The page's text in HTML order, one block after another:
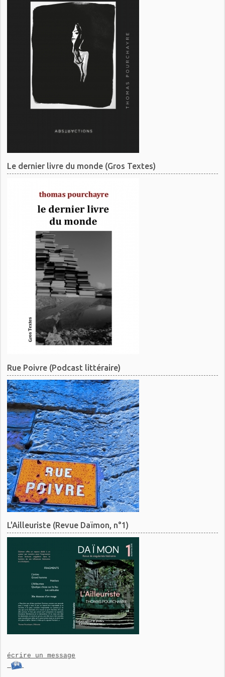
Le dernier livre du monde (Gros Textes)
Rue Poivre (Podcast littéraire)
L'Ailleuriste (Revue Daïmon, n°1)
écrire un message